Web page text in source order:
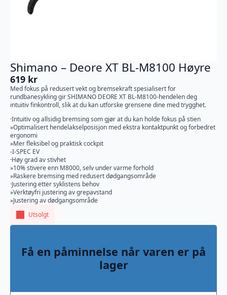
Shimano – Deore XT BL-M8100 Høyre
619 kr
Med fokus på redusert vekt og bremsekraft spesialisert for
rundbanesykling gir SHIMANO DEORE XT BL-M8100-hendelen deg
intuitiv finkontroll, slik at du kan utforske grensene dine med trygghet.
·Intuitiv og allsidig bremsing som gjør at du kan holde fokus på stien
»Optimalisert hendelakselposisjon med ekstra kontaktpunkt og forbedret
ergonomi
»Mer fleksibel og praktisk cockpit
-I-SPEC EV
·Høy grad av stivhet
»10% stivere enn M8000, selv under varme forhold
»Raskere bremsing med redusert dødgangsområde
·Justering etter syklistens behov
»Verktøyfri justering av grepavstand
»Justering av dødgangsområde
Utsolgt
Få en påminnelse når varen er på
lager